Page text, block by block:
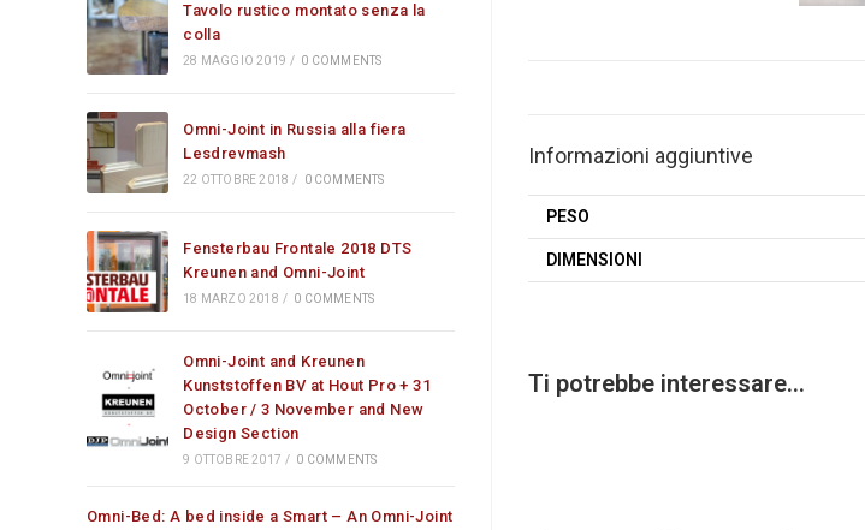
Informazioni aggiuntive
PESO
DIMENSIONI
Ti potrebbe interessare…
Tavolo rustico montato senza la
colla
28 MAGGIO 2019 / 0 COMMENTS
Omni-Joint in Russia alla fiera
Lesdrevmash
22 OTTOBRE 2018 / 0 COMMENTS
Fensterbau Frontale 2018 DTS
Kreunen and Omni-Joint
18 MARZO 2018 / 0 COMMENTS
Omni-Joint and Kreunen
Kunststoffen BV at Hout Pro + 31
October / 3 November and New
Design Section
9 OTTOBRE 2017 / 0 COMMENTS
Omni-Bed: A bed inside a Smart – An Omni-Joint